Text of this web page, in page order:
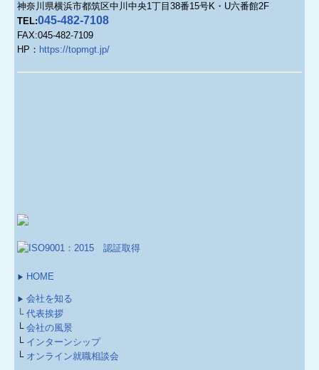
神奈川県横浜市都筑区中川中央1丁目38番15号K・U六番館2F
TEL:045-482-7108
FAX:045-482-7109
HP： https://topmgt.jp/
▶ HOME
▶ 会社を知る
└ 代表挨拶
└会社の風景
└ インターンシップ
└ オンライン就職相談会